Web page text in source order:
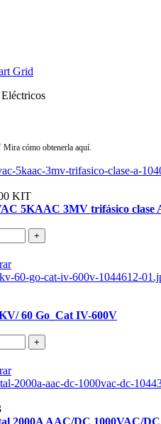
Grid
Eléctricos
KIT
5KAAC 3MV trifásico clase
+
60 Go_Cat IV-600V
+